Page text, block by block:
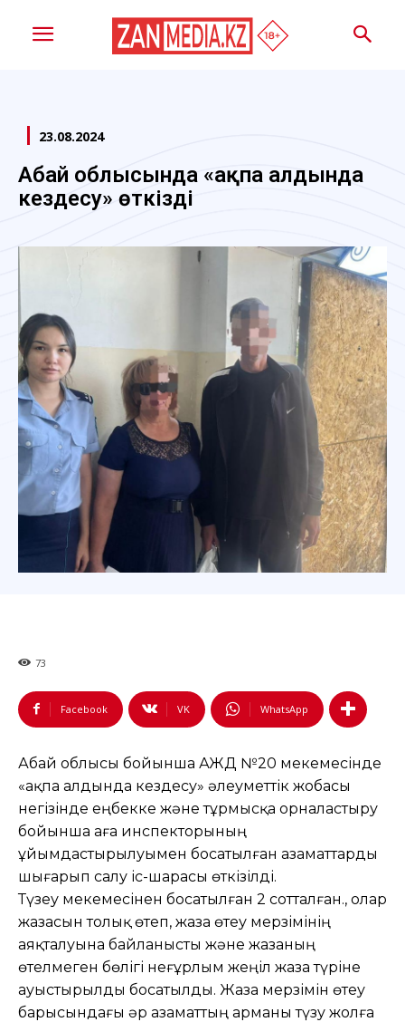
23.08.2024
Абай облысында «Қақпа алдында
кездесу» өткізді
73
Facebook VK WhatsApp
Абай облысы бойынша ҚАЖД №20 мекемесінде
«Қақпа алдында кездесу» әлеуметтік жобасы
негізінде еңбекке және тұрмысқа орналастыру
бойынша аға инспекторының
ұйымдастырылуымен босатылған азаматтарды
шығарып салу іс-шарасы өткізілді.
Түзеу мекемесінен босатылған 2 сотталған., олар
жазасын толық өтеп, жаза өтеу мерзімінің
аяқталуына байланысты және жазаның
өтелмеген бөлігі неғұрлым жеңіл жаза түріне
ауыстырылды босатылды. Жаза мерзімін өтеу
барысындағы әр азаматтың арманы түзу жолға